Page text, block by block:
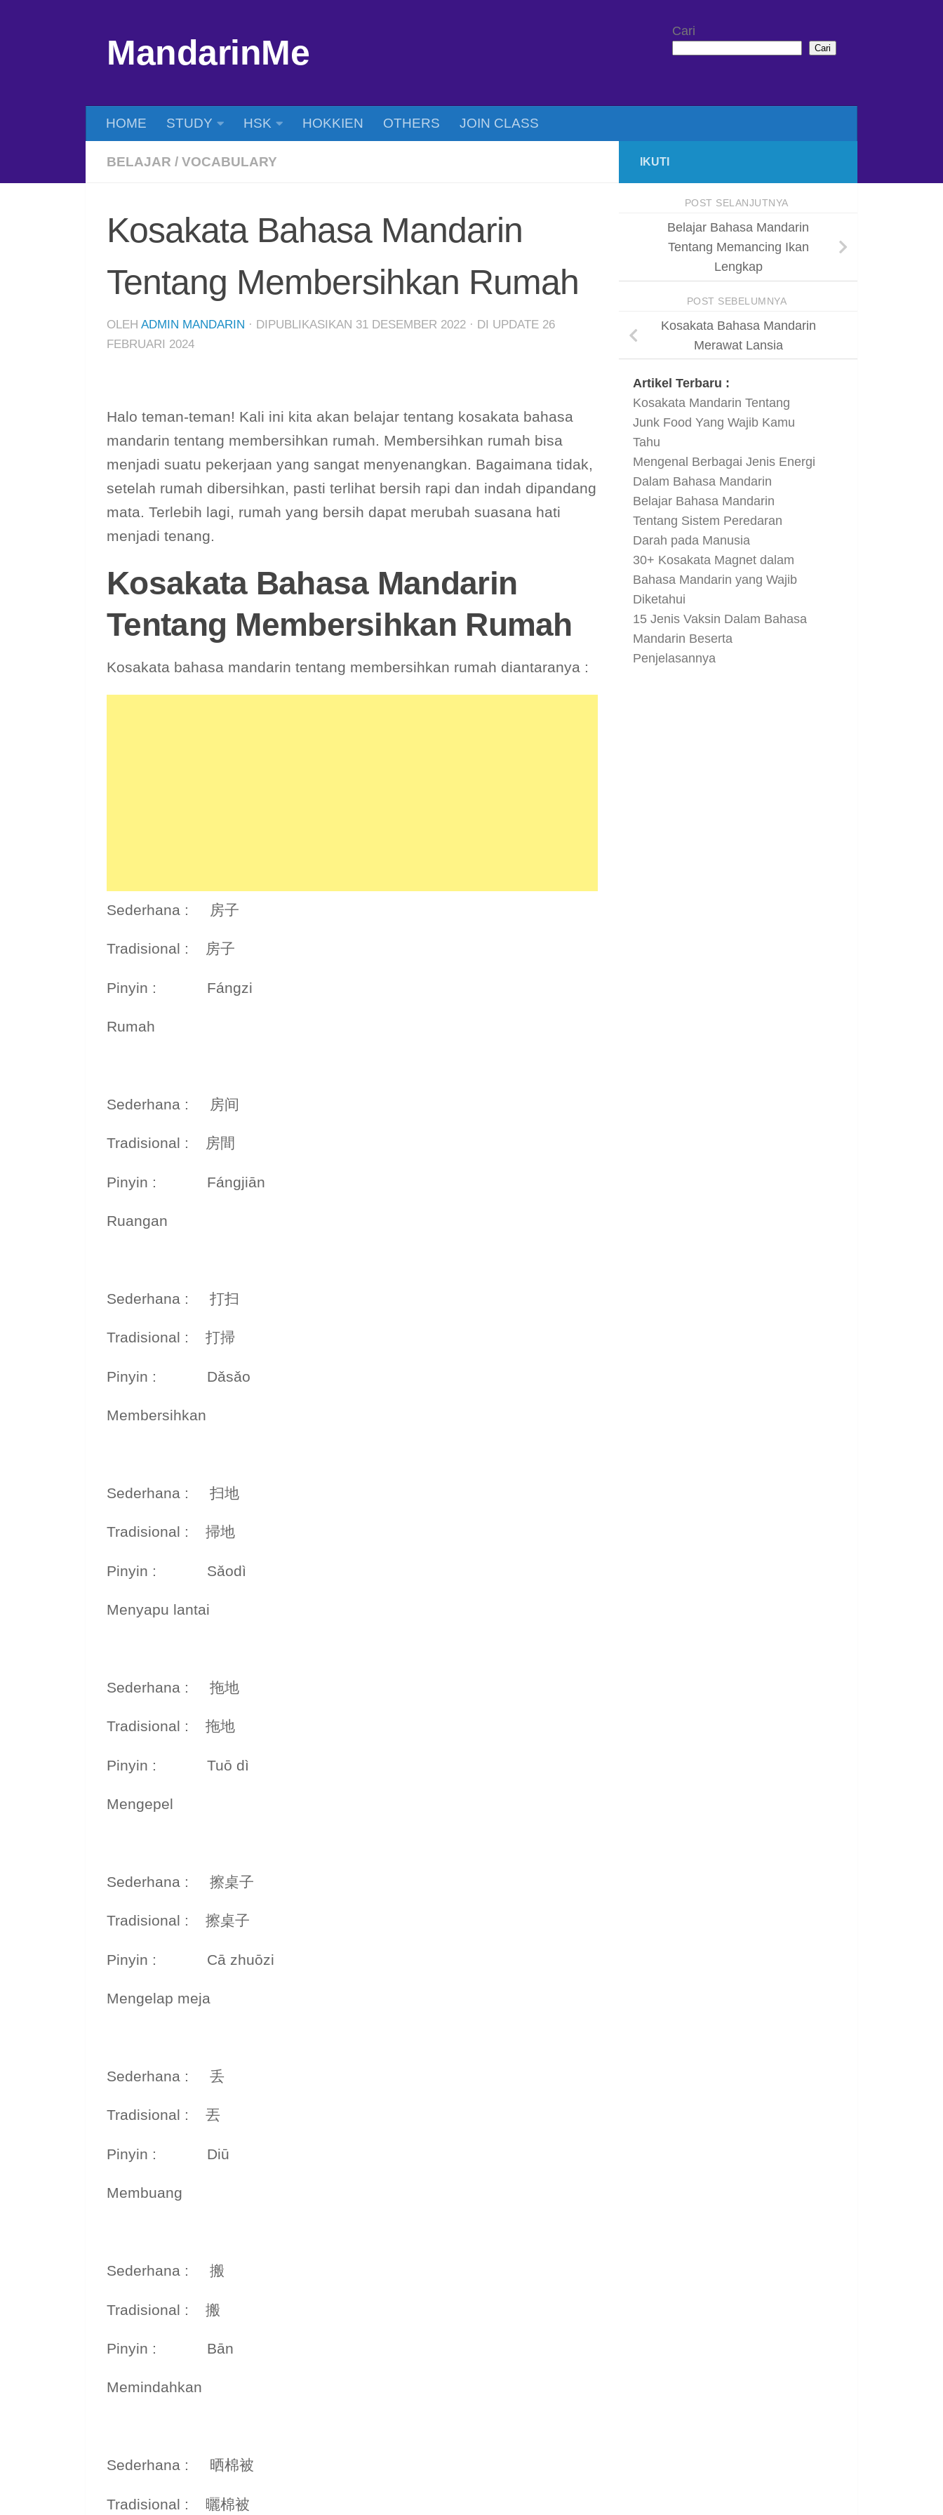
MandarinMe
Cari
Cari
HOME STUDY HSK HOKKIEN OTHERS JOIN CLASS
BELAJAR / VOCABULARY
Kosakata Bahasa Mandarin
Tentang Membersihkan Rumah
OLEH ADMIN MANDARIN · DIPUBLIKASIKAN 31 DESEMBER 2022 · DI UPDATE 26
FEBRUARI 2024
Halo teman-teman! Kali ini kita akan belajar tentang kosakata bahasa
mandarin tentang membersihkan rumah. Membersihkan rumah bisa
menjadi suatu pekerjaan yang sangat menyenangkan. Bagaimana tidak,
setelah rumah dibersihkan, pasti terlihat bersih rapi dan indah dipandang
mata. Terlebih lagi, rumah yang bersih dapat merubah suasana hati
menjadi tenang.
Kosakata Bahasa Mandarin
Tentang Membersihkan Rumah
Kosakata bahasa mandarin tentang membersihkan rumah diantaranya :
Sederhana : 房子
Tradisional : 房子
Pinyin : Fángzi
Rumah
Sederhana : 房间
Tradisional : 房間
Pinyin : Fángjiān
Ruangan
Sederhana : 打扫
Tradisional : 打掃
Pinyin : Dǎsǎo
Membersihkan
Sederhana : 扫地
Tradisional : 掃地
Pinyin : Sǎodì
Menyapu lantai
Sederhana : 拖地
Tradisional : 拖地
Pinyin : Tuō dì
Mengepel
Sederhana : 擦桌子
Tradisional : 擦桌子
Pinyin : Cā zhuōzi
Mengelap meja
Sederhana : 丢
Tradisional : 丟
Pinyin : Diū
Membuang
Sederhana : 搬
Tradisional : 搬
Pinyin : Bān
Memindahkan
Sederhana : 晒棉被
Tradisional : 曬棉被
IKUTI
POST SELANJUTNYA
Belajar Bahasa Mandarin
Tentang Memancing Ikan
Lengkap
POST SEBELUMNYA
Kosakata Bahasa Mandarin
Merawat Lansia
Artikel Terbaru :
Kosakata Mandarin Tentang
Junk Food Yang Wajib Kamu
Tahu
Mengenal Berbagai Jenis Energi
Dalam Bahasa Mandarin
Belajar Bahasa Mandarin
Tentang Sistem Peredaran
Darah pada Manusia
30+ Kosakata Magnet dalam
Bahasa Mandarin yang Wajib
Diketahui
15 Jenis Vaksin Dalam Bahasa
Mandarin Beserta
Penjelasannya